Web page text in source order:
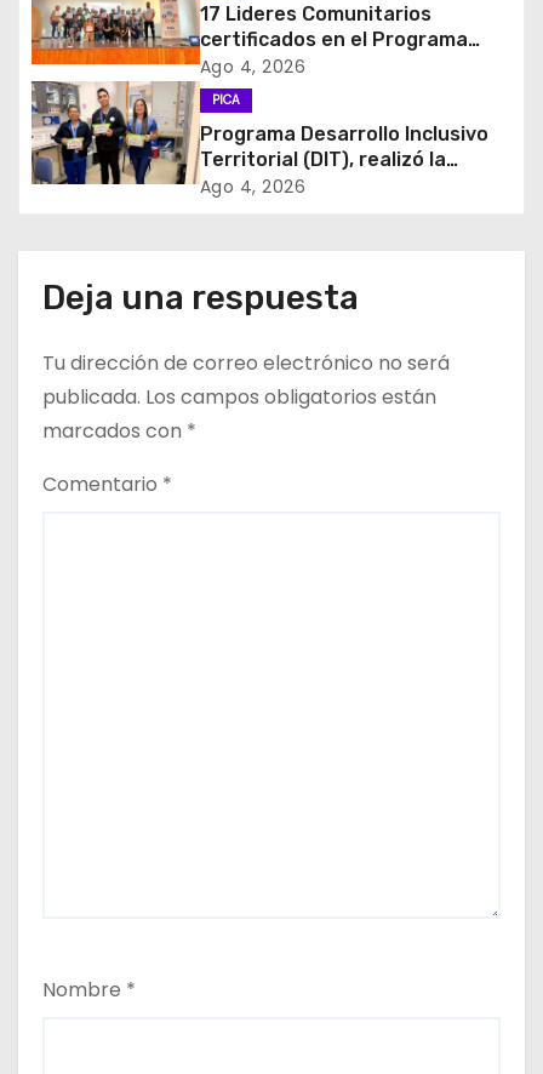
n
d
e
e
t
a
d
a
17 Lideres Comunitarios
certificados en el Programa
MÁS AMA
Ago 4, 2026
PICA
Programa Desarrollo Inclusivo
Territorial (DIT), realizó la
entrega de Cajas de Regulación
Ago 4, 2026
Deja una respuesta
Tu dirección de correo electrónico no será
publicada. Los campos obligatorios están
marcados con *
Comentario *
Nombre *